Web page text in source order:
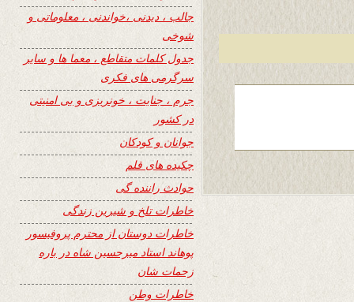
جالب ، دیدنی ،خواندنی ، معلوماتی و
شوخی
جدول کلمات متقاطع ، معما ها و سایر
سرگرمی های فکری
جرم ، جنایت ، خونریزی و بی امنیتی
در کشور
جوانان و کودکان
چکیده های قلم
حوادث راننده گی
خاطرات تلخ و شیرین زندگی
خاطرات دوستان از محترم پروفیسور
پوهاند استاد میرحسین شاه در باره
زحمات شان
خاطرات وطن